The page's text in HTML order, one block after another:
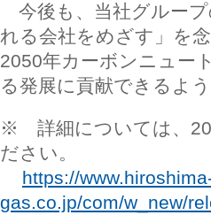
今後も、当社グルー
れる会社をめざす」を
2050年カーボンニュー
る発展に貢献できるよ
※ 詳細については、
ださい。
https://
gas.co.jp/com/w_new/